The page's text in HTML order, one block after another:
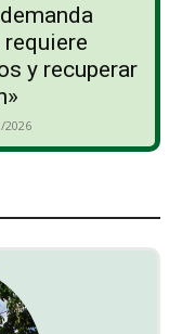
y recuperar
2026